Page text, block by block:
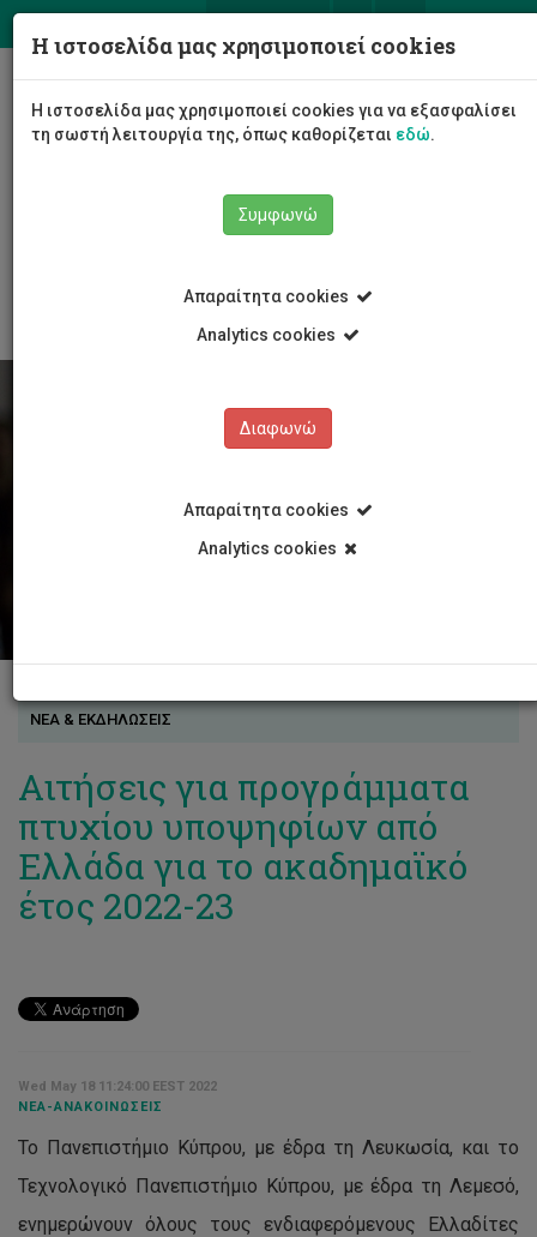
ΝΕΑ & ΕΚΔΗΛΩΣΕΙΣ
Αιτήσεις για προγράμματα
πτυχίου υποψηφίων από
Ελλάδα για το ακαδημαϊκό
έτος 2022-23
Wed May 18 11:24:00 EEST 2022
ΝΈΑ-ΑΝΑΚΟΙΝΏΣΕΙΣ
Το Πανεπιστήμιο Κύπρου, με έδρα τη Λευκωσία, και το
Τεχνολογικό Πανεπιστήμιο Κύπρου, με έδρα τη Λεμεσό,
ενημερώνουν όλους τους ενδιαφερόμενους Ελλαδίτες
Η ιστοσελίδα μας χρησιμοποιεί cookies
Η ιστοσελίδα μας χρησιμοποιεί cookies για να εξασφαλίσει
τη σωστή λειτουργία της, όπως καθορίζεται εδώ.
Συμφωνώ
Απαραίτητα cookies
Analytics cookies
Διαφωνώ
Απαραίτητα cookies
Analytics cookies